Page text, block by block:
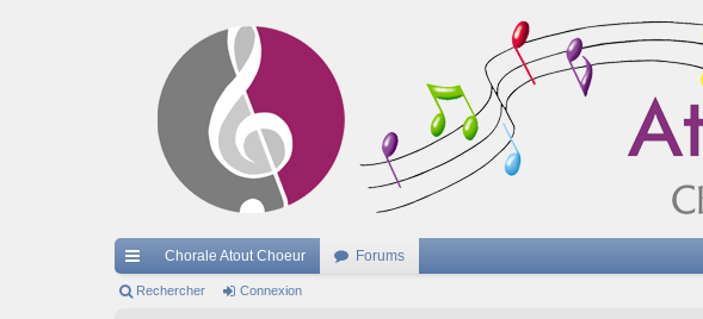
cc
Chorale Atout Choeur Forums
Rechercher Connexion